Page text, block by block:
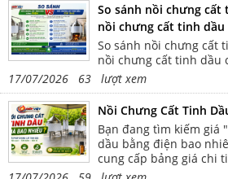
indent:.5in;"><span style="font-
family:Times New
Roman,serif;">Model NK-
HT20L</span></p> <p
style="text-align:justify;text-
indent:.5in;"><span style="font-
family:Times New
Roman,serif;">Điện áp
220V/50Hz</span></p> <p
style="text-align:justify;text-
indent:.5in;"><span style="font-
family:Times New
Roman,serif;">Dung tích 20
So sánh nồi chưng cất
nồi chưng cất tinh dầu
So sánh nồi chưng cất
nồi chưng cất tinh dầu
17/07/2026 63 lượt xem
Nồi Chưng Cất Tinh
Bạn đang tìm kiếm giá
dầu bằng điện bao
cung cấp bảng giá chi
ảnh hưởng từ dung